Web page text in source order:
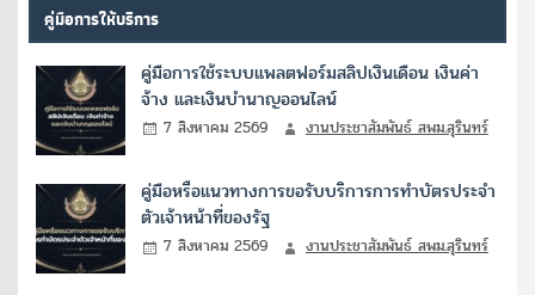
คู่มือการให้บริการ
คู่มือการใช้ระบบแพลตฟอร์มสลิปเงินเดือน เงินค่า
จ้าง และเงินบำนาญออนไลน์
7 สิงหาคม 2569 งานประชาสัมพันธ์ สพม.สุรินทร์
คู่มือหรือแนวทางการขอรับบริการการทำบัตรประจำ
ตัวเจ้าหน้าที่ของรัฐ
7 สิงหาคม 2569 งานประชาสัมพันธ์ สพม.สุรินทร์